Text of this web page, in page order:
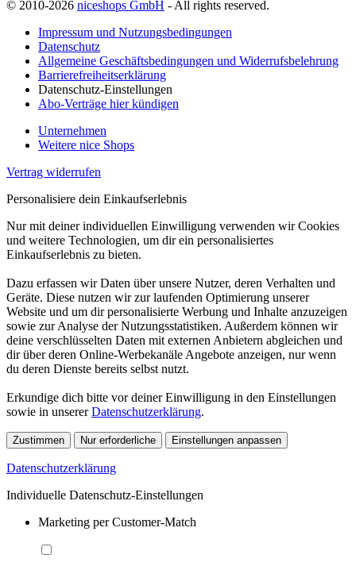
© 2010-2026 niceshops GmbH - All rights reserved.
Impressum und Nutzungsbedingungen
Datenschutz
Allgemeine Geschäftsbedingungen und Widerrufsbelehrung
Barrierefreiheitserklärung
Datenschutz-Einstellungen
Abo-Verträge hier kündigen
Unternehmen
Weitere nice Shops
Vertrag widerrufen
Personalisiere dein Einkaufserlebnis
Nur mit deiner individuellen Einwilligung verwenden wir Cookies
und weitere Technologien, um dir ein personalisiertes
Einkaufserlebnis zu bieten.
Dazu erfassen wir Daten über unsere Nutzer, deren Verhalten und
Geräte. Diese nutzen wir zur laufenden Optimierung unserer
Website und um dir personalisierte Werbung und Inhalte anzuzeigen
sowie zur Analyse der Nutzungsstatistiken. Außerdem können wir
deine verschlüsselten Daten mit externen Anbietern abgleichen und
dir über deren Online-Werbekanäle Angebote anzeigen, nur wenn
du deren Dienste bereits selbst nutzt.
Erkundige dich bitte vor deiner Einwilligung in den Einstellungen
sowie in unsererDatenschutzerklärung.
Zustimmen Nur erforderliche Einstellungen anpassen
Datenschutzerklärung
Individuelle Datenschutz-Einstellungen
Marketing per Customer-Match